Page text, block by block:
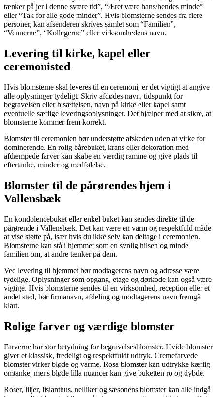
tænker på jer i denne svære tid”, “Æret være hans/hendes minde”
eller “Tak for alle gode minder”. Hvis blomsterne sendes fra flere
personer, kan afsenderen skrives samlet som “Familien”,
“Vennerne”, “Kollegerne” eller virksomhedens navn.
Levering til kirke, kapel eller
ceremonisted
Hvis blomsterne skal leveres til en ceremoni, er det vigtigt at angive
alle oplysninger tydeligt. Skriv afdødes navn, tidspunkt for
begravelsen eller bisættelsen, navn på kirke eller kapel samt
eventuelle særlige leveringsoplysninger. Det hjælper med at sikre, at
blomsterne kommer frem korrekt.
Blomster til ceremonien bør understøtte afskeden uden at virke for
dominerende. En rolig bårebuket, krans eller dekoration med
afdæmpede farver kan skabe en værdig ramme og give plads til
eftertanke, minder og medfølelse.
Blomster til de pårørendes hjem i
Vallensbæk
En kondolencebuket eller enkel buket kan sendes direkte til de
pårørende i Vallensbæk. Det kan være en varm og respektfuld måde
at vise støtte på, især hvis du ikke selv kan deltage i ceremonien.
Blomsterne kan stå i hjemmet som en synlig hilsen og minde
familien om, at andre tænker på dem.
Ved levering til hjemmet bør modtagerens navn og adresse være
tydelige. Oplysninger som opgang, etage og dørkode kan også være
vigtige. Hvis blomsterne sendes til en virksomhed, reception eller et
andet sted, bør firmanavn, afdeling og modtagerens navn fremgå
klart.
Rolige farver og værdige blomster
Farverne har stor betydning for begravelsesblomster. Hvide blomster
giver et klassisk, fredeligt og respektfuldt udtryk. Cremefarvede
blomster virker bløde og varme. Rosa blomster kan udtrykke kærlig
omtanke, mens bløde lilla nuancer kan give buketten ro og dybde.
Roser, liljer, lisianthus, nelliker og sæsonens blomster kan alle indgå